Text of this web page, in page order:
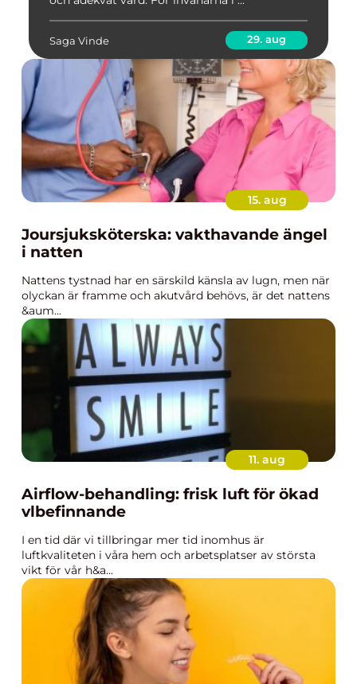
Saga Vinde 29. aug
15. aug
Joursjuksköterska: vakthavande ängel
i natten
Nattens tystnad har en särskild känsla av lugn, men när
olyckan är framme och akutvård behövs, är det nattens
&aum...
11. aug
Airflow-behandling: frisk luft för ökad
vlbefinnande
I en tid där vi tillbringar mer tid inomhus är
luftkvaliteten i våra hem och arbetsplatser av största
vikt för vår h&a...